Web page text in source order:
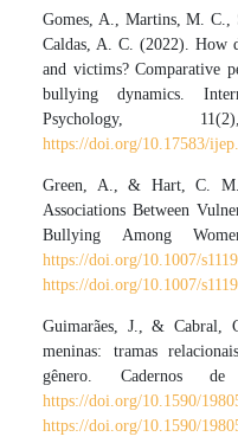
Gomes, A., Martins, M.
Caldas, A. C. (2022). How
and victims? Comparative
bullying dynamics.
Psychology,
https://doi.org/10.17583/
Green, A., & Hart, C.
Associations Between
Bullying Among
https://doi.org/10.1007/
https://doi.org/10.1007/
Guimarães, J., & Cabral,
meninas: tramas
gênero. Cadernos de
https://doi.org/10.1590/
https://doi.org/10.1590/